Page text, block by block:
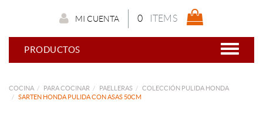
0 ITEMS
MI CUENTA
PRODUCTOS
COCINA PARA COCINAR PAELLERAS
COLECCIÓN PULIDA HONDA
SARTEN HONDA PULIDA CON ASAS 50CM